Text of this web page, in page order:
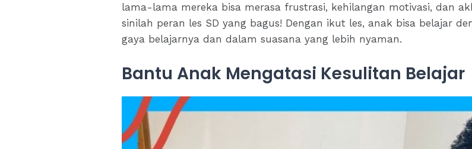
lama-lama mereka bisa merasa frustrasi, kehilangan motivasi, dan
sinilah peran les SD yang bagus! Dengan ikut les, anak bisa belajar
gaya belajarnya dan dalam suasana yang lebih nyaman.
Bantu Anak Mengatasi Kesulitan Belajar